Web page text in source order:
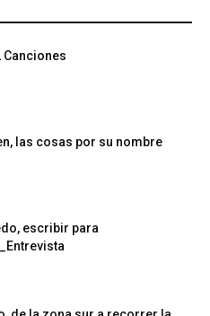
Canciones
las cosas por su nombre
escribir para